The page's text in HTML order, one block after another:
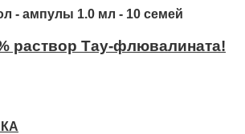
- ампулы 1.0 мл - 10 семей
раствор Тау-флювалината!